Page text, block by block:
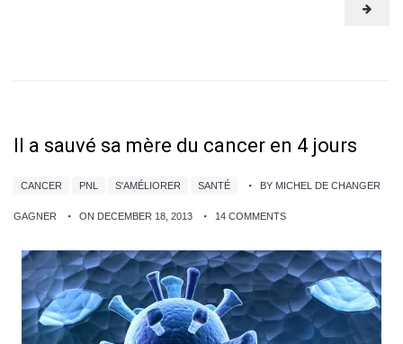
Il a sauvé sa mère du cancer en 4 jours
CANCER PNL S'AMÉLIORER SANTÉ BY MICHEL DE CHANGER
GAGNER ON DECEMBER 18, 2013 14 COMMENTS